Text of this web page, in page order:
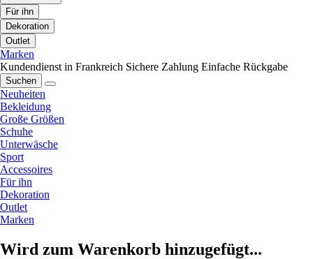
Für ihn
Dekoration
Outlet
Marken
Kundendienst in Frankreich Sichere Zahlung Einfache Rückgabe
Suchen
Neuheiten
Bekleidung
Große Größen
Schuhe
Unterwäsche
Sport
Accessoires
Für ihn
Dekoration
Outlet
Marken
Wird zum Warenkorb hinzugefügt...